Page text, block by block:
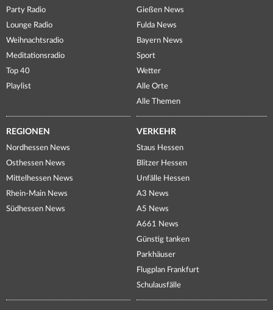
Party Radio
Lounge Radio
Weihnachtsradio
Meditationsradio
Top 40
Playlist
Gießen News
Fulda News
Bayern News
Sport
Wetter
Alle Orte
Alle Themen
REGIONEN
Nordhessen News
Osthessen News
Mittelhessen News
Rhein-Main News
Südhessen News
VERKEHR
Staus Hessen
Blitzer Hessen
Unfälle Hessen
A3 News
A5 News
A661 News
Günstig tanken
Parkhäuser
Flugplan Frankfurt
Schulausfälle